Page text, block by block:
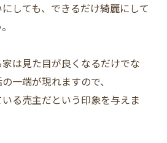
しても、できるだけ綺麗にして
は見た目が良くなるだけでな
一端が現れますので、
る売主だという印象を与えま